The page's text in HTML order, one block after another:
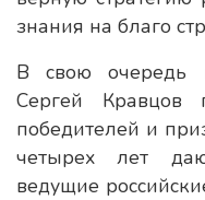
знания на благо
В свою очередь
Сергей Кравцов
победителей и
четырех лет
ведущие